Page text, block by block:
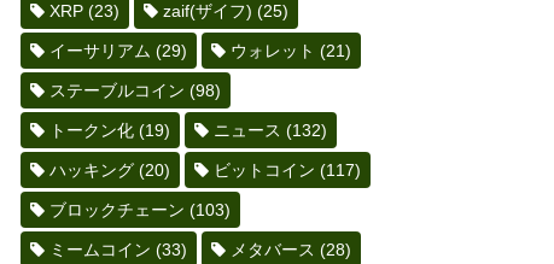
XRP (23) zaif(ザイフ) (25)
イーサリアム (29) ウォレット (21)
ステーブルコイン (98)
トークン化 (19) ニュース (132)
ハッキング (20) ビットコイン (117)
ブロックチェーン (103)
ミームコイン (33) メタバース (28)